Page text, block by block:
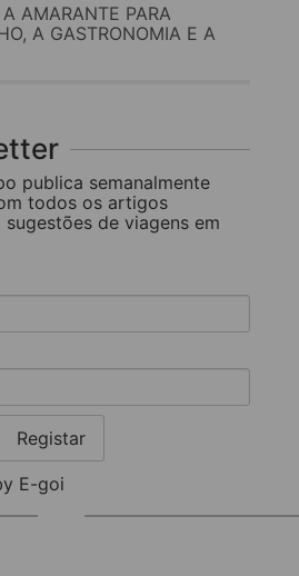
AMARANTE PARA
A GASTRONOMIA E A
publica semanalmente
todos os artigos
de viagens em
Registar
E-goi